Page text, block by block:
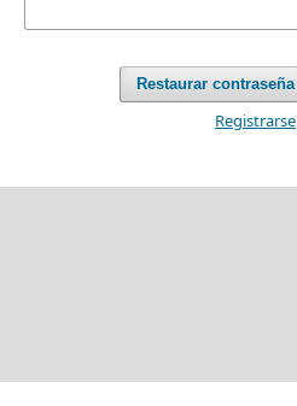
Restaurar contraseña
Registrarse